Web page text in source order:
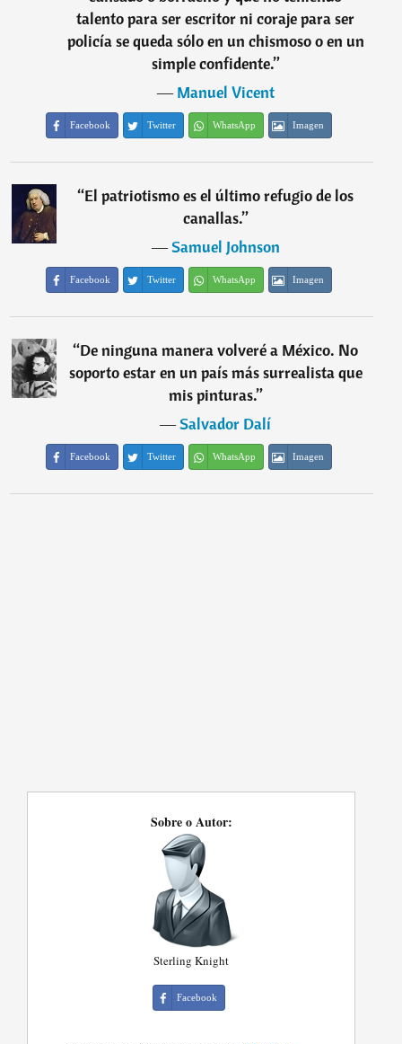
talento para ser escritor ni coraje para ser
policía se queda sólo en un chismoso o en un
simple confidente.”
―Manuel Vicent
Facebook Twitter WhatsApp Imagen
“El patriotismo es el último refugio de los
canallas.”
―Samuel Johnson
Facebook Twitter WhatsApp Imagen
“De ninguna manera volveré a México. No
soporto estar en un país más surrealista que
mis pinturas.”
―Salvador Dalí
Facebook Twitter WhatsApp Imagen
Sobre o Autor:
Sterling Knight
Facebook